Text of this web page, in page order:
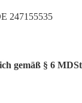
247155535
gemäß § 6